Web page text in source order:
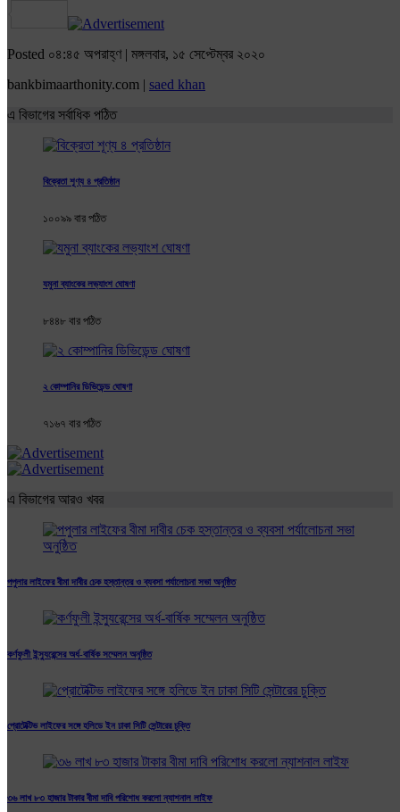
Share
Posted ০৪:৪৫ অপরাহ্ণ | মঙ্গলবার, ১৫ সেপ্টেম্বর ২০২০
bankbimaarthonity.com | saed khan
এ বিভাগের সর্বাধিক পঠিত
বিক্রেতা শূণ্য ৪ প্রতিষ্ঠান
১০০৯৯ বার পঠিত
যমুনা ব্যাংকের লভ্যাংশ ঘোষণা
৮৪৪৮ বার পঠিত
২ কোম্পানির ডিভিডেন্ড ঘোষণা
৭১৬৭ বার পঠিত
এ বিভাগের আরও খবর
পপুলার লাইফের বীমা দাবীর চেক হস্তান্তর ও ব্যবসা পর্যালোচনা সভা অনুষ্ঠিত
কর্ণফুলী ইন্স্যুরেন্সের অর্ধ-বার্ষিক সম্মেলন অনুষ্ঠিত
প্রোটেক্টিভ লাইফের সঙ্গে হলিডে ইন ঢাকা সিটি সেন্টারের চুক্তি
৩৬ লাখ ৮৩ হাজার টাকার বীমা দাবি পরিশোধ করলো ন্যাশনাল লাইফ